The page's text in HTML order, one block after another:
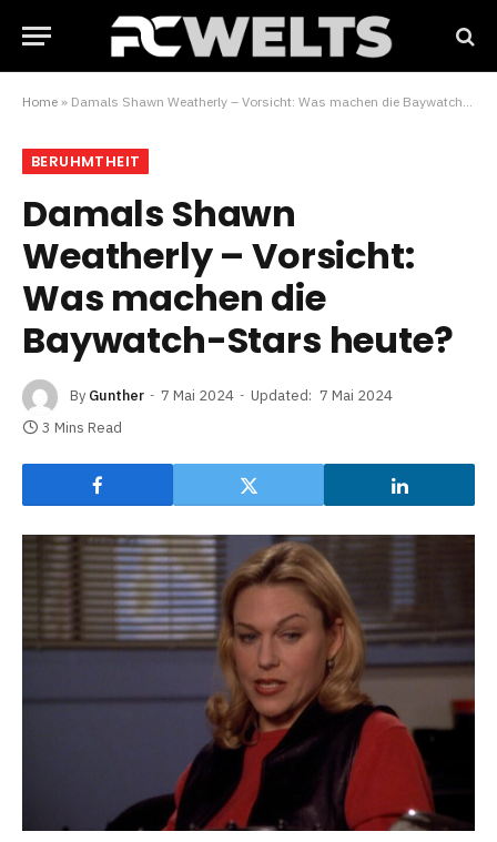
Home » Damals Shawn Weatherly – Vorsicht: Was machen die Baywatch-Stars heute?
BERUHMTHEIT
Damals Shawn
Weatherly – Vorsicht:
Was machen die
Baywatch-Stars heute?
By Gunther 7 Mai 2024 Updated: 7 Mai 2024
3 Mins Read